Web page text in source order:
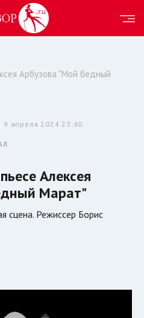
Арбузова "Мой бедный
9 апреля 2024 23:40
Алексея
Марат"
сцена. Режиссер Борис